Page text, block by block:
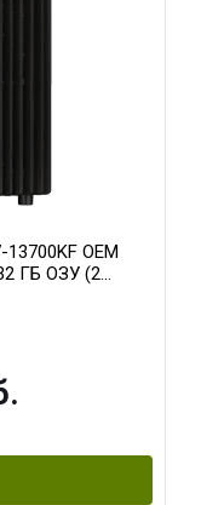
OEM
ГБ ОЗУ (2
384-Bit 3xDP